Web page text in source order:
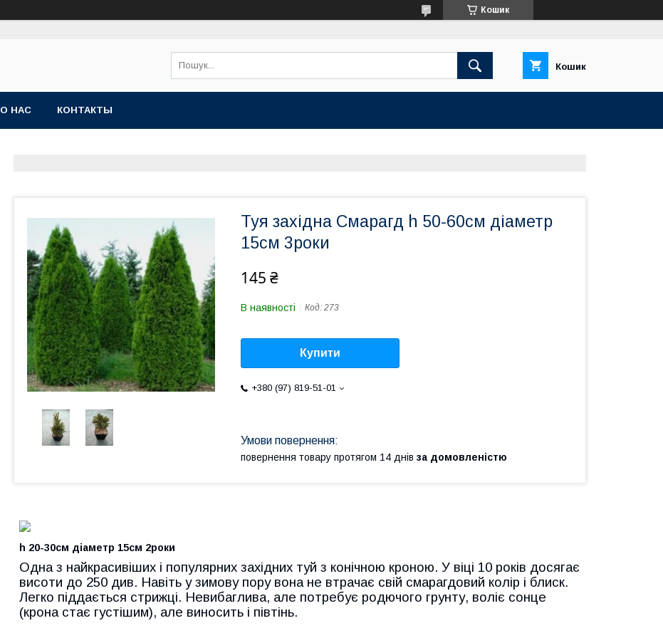
Кошик
Кошик
О НАС КОНТАКТЫ
Туя західна Смарагд h 50-60см діаметр
15см 3роки
145 ₴
В наявності Код: 273
Купити
+380 (97) 819-51-01
повернення товару протягом 14 днів за домовленістю
h 20-30см діаметр 15см 2роки
Одна з найкрасивіших і популярних західних туй з конічною кроною. У віці 10 років досягає
висоти до 250 див. Навіть у зимову пору вона не втрачає свій смарагдовий колір і блиск.
Легко піддається стрижці. Невибаглива, але потребує родючого грунту, воліє сонце
(крона стає густішим), але виносить і півтінь.